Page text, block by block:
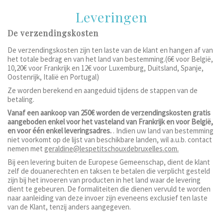
Leveringen
De verzendingskosten
De verzendingskosten zijn ten laste van de klant en hangen af van
het totale bedrag en van het land van bestemming.(6€ voor België,
10,20€ voor Frankrijk en 12€ voor Luxemburg, Duitsland, Spanje,
Oostenrijk, Italië en Portugal)
Ze worden berekend en aangeduid tijdens de stappen van de
betaling.
Vanaf een aankoop van 250€ worden de verzendingskosten gratis
aangeboden enkel voor het vasteland van Frankrijk en voor België,
en voor één enkel leveringsadres. . Indien uw land van bestemming
niet voorkomt op de lijst van beschikbare landen, wil a.u.b. contact
nemen met geraldine@lespetitschouxdebruxelles.com.
Bij een levering buiten de Europese Gemeenschap, dient de klant
zelf de douanerechten en taksen te betalen die verplicht gesteld
zijn bij het invoeren van producten in het land waar de levering
dient te gebeuren. De formaliteiten die dienen vervuld te worden
naar aanleiding van deze invoer zijn eveneens exclusief ten laste
van de Klant, tenzij anders aangegeven.